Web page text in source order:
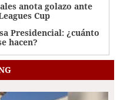
anota golazo ante
Cup
Presidencial: ¿cuánto
hacen?